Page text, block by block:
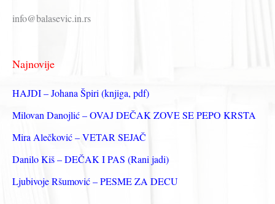
р
а
з
а
info@balasevic.in.rs
Najnovije
HAJDI – Johana Špiri (knjiga, pdf)
Milovan Danojlić – OVAJ DEČAK ZOVE SE PEPO KRSTA
Mira Alečković – VETAR SEJAČ
Danilo Kiš – DEČAK I PAS (Rani jadi)
Ljubivoje Ršumović – PESME ZA DECU